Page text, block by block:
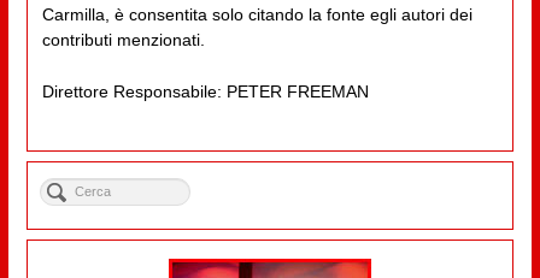
Carmilla, è consentita solo citando la fonte egli autori dei
contributi menzionati.
Direttore Responsabile: PETER FREEMAN